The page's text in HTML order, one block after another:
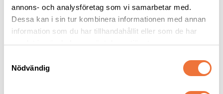
annons- och analysföretag som vi samarbetar med.
Dessa kan i sin tur kombinera informationen med annan
information som du har tillhandahållit eller som de har
samlat in när du har använt deras tjänster.
Nödvändig